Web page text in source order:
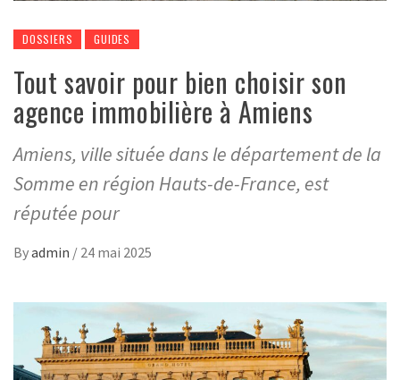
DOSSIERS GUIDES
Tout savoir pour bien choisir son
agence immobilière à Amiens
Amiens, ville située dans le département de la
Somme en région Hauts-de-France, est
réputée pour
Byadmin / 24 mai 2025